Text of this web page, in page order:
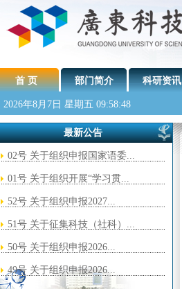
首 页 部门简介 科研资讯
2026年8月7日 星期五 09:58:48
最新公告
02号 关于组织申报国家语委...
01号 关于组织开展“学习贯...
52号 关于组织申报2027...
51号 关于征集科技（社科）...
50号 关于组织申报2026...
49号 关于组织申报2026...